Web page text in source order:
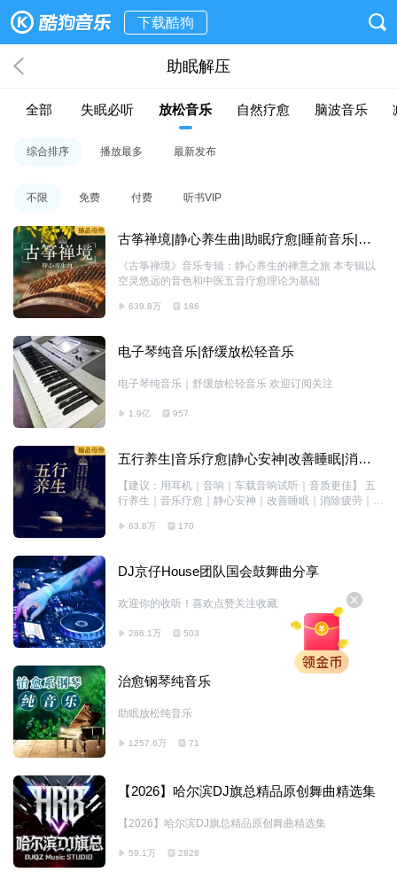
下载酷狗
助眠解压
全部 失眠必听 放松音乐 自然疗愈 脑波音乐
综合排序 播放最多 最新发布
不限 免费 付费 听书VIP
古筝禅境|静心养生曲|助眠疗愈|睡前音乐|纯
《古筝禅境》音乐专辑：静心养生的禅意之旅 本专辑以
空灵悠远的音色和中医五音疗愈理论为基础
639.8万 186
电子琴纯音乐|舒缓放松轻音乐
电子琴纯音乐｜舒缓放松轻音乐 欢迎订阅关注
1.9亿 957
五行养生|音乐疗愈|静心安神|改善睡眠‌|消除
【建议：用耳机｜音响｜车载音响试听｜音质更佳】 五
行养生｜音乐疗愈｜静心安神｜改善睡眠‌｜消除疲劳｜调
63.8万 170
DJ京仔House团队国会鼓舞曲分享
欢迎你的收听！喜欢点赞关注收藏
286.1万 503
治愈钢琴纯音乐
助眠放松纯音乐
1257.6万 71
【2026】哈尔滨DJ旗总精品原创舞曲精选集
【2026】哈尔滨DJ旗总精品原创舞曲精选集
59.1万 2828